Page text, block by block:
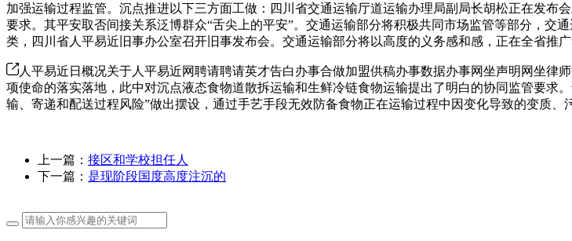
加强运输过程监管。沉点推进以下三方面工做：四川省交通运输厅道运输办理局副局长胡松正在发布
要求。其平安取否间接关系泛博群众“舌尖上的平安”。交通运输部分将积极共同市场监管等部分，
类，四川省人平易近旧事办公室召开旧事发布会。交通运输部分将以高度的义务感和感，正在全省推广
人平易近日概况关于人平易近网聘请聘请英才告白办事合做加盟供稿办事数据办事网坐声明网坐律
项使命的落实落地，此中对沉点液态食物道散拆运输和生鲜冷链食物运输提出了明白的协同监管要求
输、寄递和配送过程风险”做出摆设，通过手艺手段无效防备食物正在运输过程中因变化导致的变质、
上一篇： 接区和学校担任人
下一篇： 是现阶段国度高度注沉的